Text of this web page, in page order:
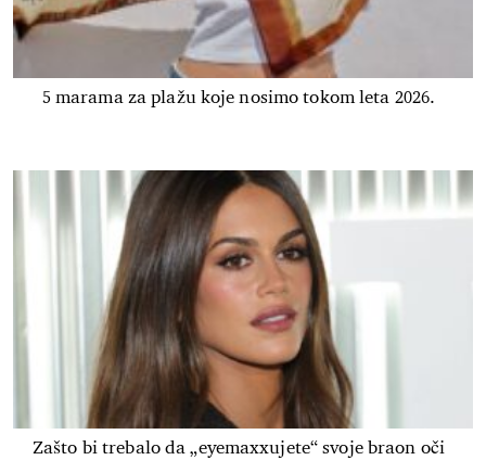
5 marama za plažu koje nosimo tokom leta 2026.
Zašto bi trebalo da „eyemaxxujete“ svoje braon oči